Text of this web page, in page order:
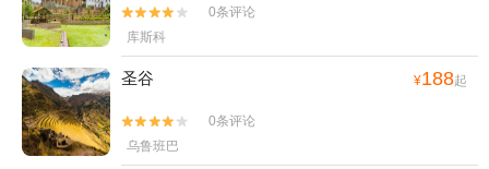


0条评论
库斯科
圣谷 ¥188起


0条评论
乌鲁班巴